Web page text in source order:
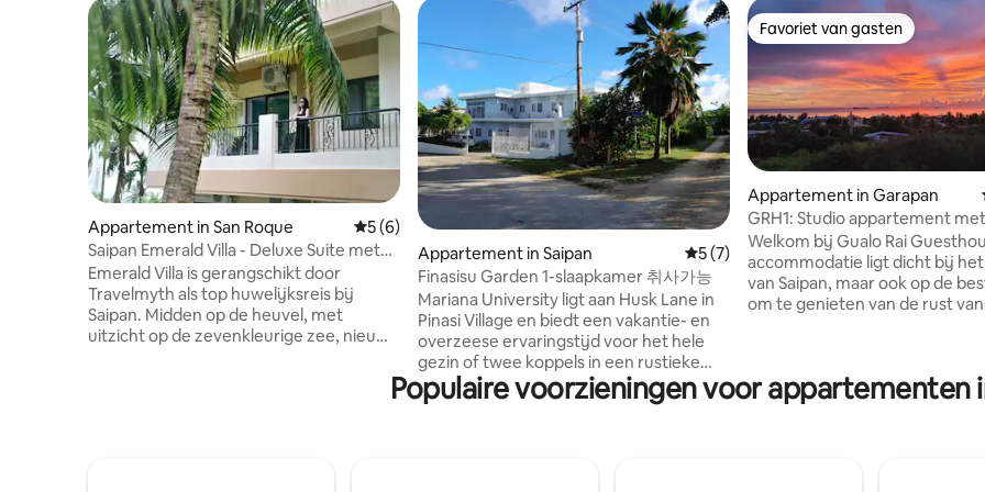
Appartement in San Roque Gemiddelde beoordeling van 5 uit 5, 6 recensies
5 (6)
Saipan Emerald Villa - Deluxe Suite met
uitzicht op de bergen
Emerald Villa is gerangschikt door
Travelmyth als top huwelijksreis bij
Saipan. Midden op de heuvel, met
uitzicht op de zevenkleurige zee, nieuwe
romantische en gezellige details, volledig
Appartement in Saipan Gemiddelde beoordeling van 5 uit 5, 7
5 (7)
Finasisu Garden 1-slaapkamer 취사가능
Mariana University ligt aan Husk Lane in
Pinasi Village en biedt een vakantie- en
overzeese ervaringstijd voor het hele
gezin of twee koppels in een rustieke
moderne woning. Kamer met 1
slaapkamer heeft een grote kamer met
Favoriet van gasten
Favoriet van gasten
Appartement in Garapan
GRH1: Studio
Welkom bij Gualo Rai
accommodatie ligt dicht bij
van Saipan, maar ook op de
om te genieten van de rust
andere kant, en biedt een
rustige omgeving. De
Populaire voorzieningen voor appartementen